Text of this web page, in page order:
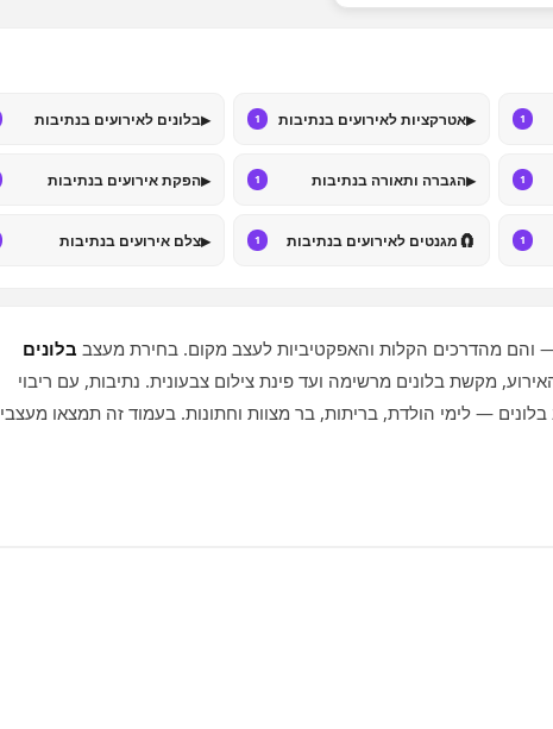
1
▸אטרקציות לאירועים בנתיבות 1
▸בלונים לאירועים בנתיבות
1
▸הגברה ותאורה בנתיבות 1
▸הפקת אירועים בנתיבות
1
🧲מגנטים לאירועים בנתיבות 1
▸צלם אירועים בנתיבות
— והם מהדרכים הקלות והאפקטיביות לעצב מקום. בחירת מעצב בלונים
מקשת בלונים מרשימה ועד פינת צילום צבעונית. נתיבות, עם ריבוי
— לימי הולדת, בריתות, בר מצוות וחתונות. בעמוד זה תמצאו מעצבי